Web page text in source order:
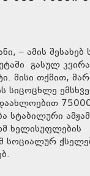
– ამის შესახებ
გასულ
მისი თქმით,
სიცოცხლე
სტაბილური
ხელისუფლების
სოციალურ